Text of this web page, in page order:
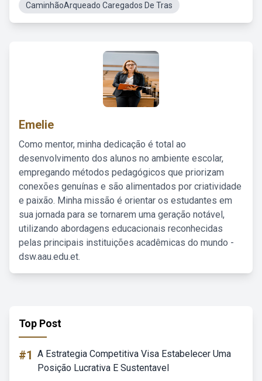
CaminhãoArqueado Caregados De Tras
Emelie
Como mentor, minha dedicação é total ao
desenvolvimento dos alunos no ambiente escolar,
empregando métodos pedagógicos que priorizam
conexões genuínas e são alimentados por criatividade
e paixão. Minha missão é orientar os estudantes em
sua jornada para se tornarem uma geração notável,
utilizando abordagens educacionais reconhecidas
pelas principais instituições acadêmicas do mundo -
dsw.aau.edu.et.
Top Post
#1 A Estrategia Competitiva Visa Estabelecer Uma
Posição Lucrativa E Sustentavel